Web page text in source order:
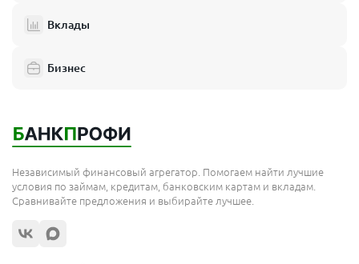
Вклады
Бизнес
Независимый финансовый агрегатор. Помогаем найти лучшие
условия по займам, кредитам, банковским картам и вкладам.
Сравнивайте предложения и выбирайте лучшее.